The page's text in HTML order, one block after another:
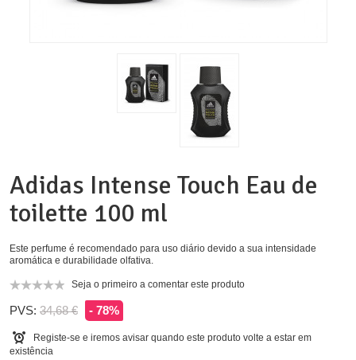
Adidas Intense Touch Eau de
toilette 100 ml
Este perfume é recomendado para uso diário devido a sua intensidade
aromática e durabilidade olfativa.
Seja o primeiro a comentar este produto
PVS: 34,68 € - 78%
Registe-se e iremos avisar quando este produto volte a estar em
existência